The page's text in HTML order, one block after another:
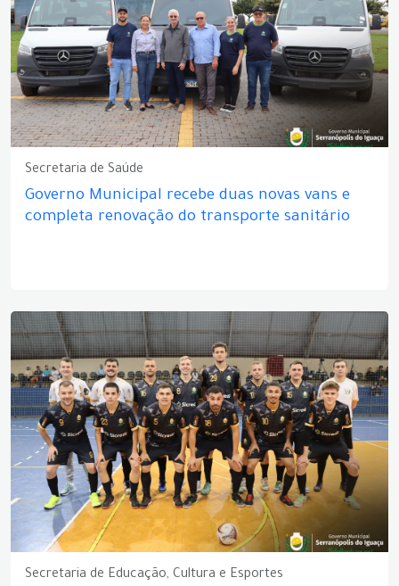
Secretaria de Saúde
Governo Municipal recebe duas novas vans e
completa renovação do transporte sanitário
Secretaria de Educação, Cultura e Esportes